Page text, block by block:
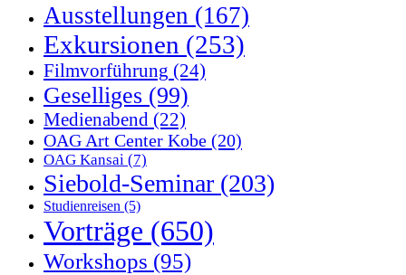
Ausstellungen (167)
Exkursionen (253)
Filmvorführung (24)
Geselliges (99)
Medienabend (22)
OAG Art Center Kobe (20)
OAG Kansai (7)
Siebold-Seminar (203)
Studienreisen (5)
Vorträge (650)
Workshops (95)